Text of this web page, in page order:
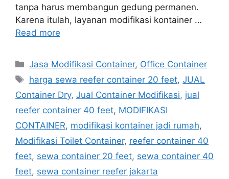
tanpa harus membangun gedung permanen.
Karena itulah, layanan modifikasi kontainer …
Read more
Categories
Jasa Modifikasi Container, Office Container
Tags
harga sewa reefer container 20 feet,JUAL
Container Dry, Jual Container Modifikasi, jual
reefer container 40 feet, MODIFIKASI
CONTAINER, modifikasi kontainer jadi rumah,
Modifikasi Toilet Container, reefer container 40
feet, sewa container 20 feet, sewa container 40
feet, sewa container reefer jakarta